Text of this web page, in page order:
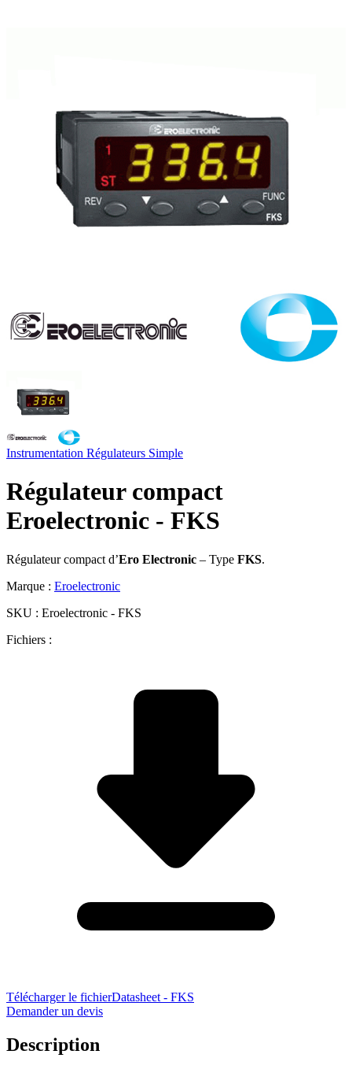
Instrumentation Régulateurs Simple
Régulateur compact
Eroelectronic - FKS
Régulateur compact d’Ero Electronic – Type FKS.
Marque : Eroelectronic
SKU : Eroelectronic - FKS
Fichiers :
Télécharger le fichierDatasheet - FKS
Demander un devis
Description